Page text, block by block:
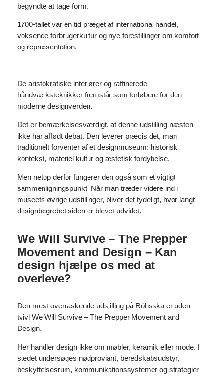
begyndte at tage form.
1700-tallet var en tid præget af international handel,
voksende forbrugerkultur og nye forestillinger om komfort
og repræsentation.
De aristokratiske interiører og raffinerede
håndværksteknikker fremstår som forløbere for den
moderne designverden.
Det er bemærkelsesværdigt, at denne udstilling næsten
ikke har affødt debat. Den leverer præcis det, man
traditionelt forventer af et designmuseum: historisk
kontekst, materiel kultur og æstetisk fordybelse.
Men netop derfor fungerer den også som et vigtigt
sammenligningspunkt. Når man træder videre ind i
museets øvrige udstillinger, bliver det tydeligt, hvor langt
designbegrebet siden er blevet udvidet.
We Will Survive – The Prepper
Movement and Design – Kan
design hjælpe os med at
overleve?
Den mest overraskende udstilling på Röhsska er uden
tvivl We Will Survive – The Prepper Movement and
Design.
Her handler design ikke om møbler, keramik eller mode. I
stedet undersøges nødproviant, beredskabsudstyr,
beskyttelsesrum, kommunikationssystemer og strategier